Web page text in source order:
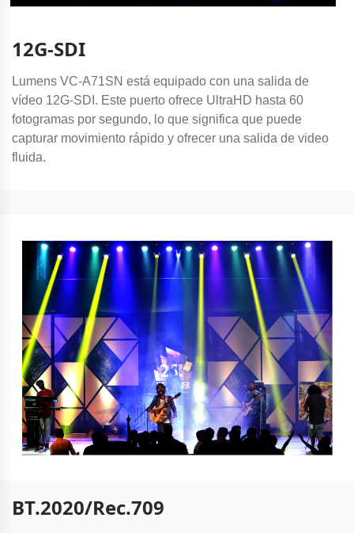
12G-SDI
Lumens VC-A71SN está equipado con una salida de
vídeo 12G-SDI. Este puerto ofrece UltraHD hasta 60
fotogramas por segundo, lo que significa que puede
capturar movimiento rápido y ofrecer una salida de video
fluida.
BT.2020/Rec.709